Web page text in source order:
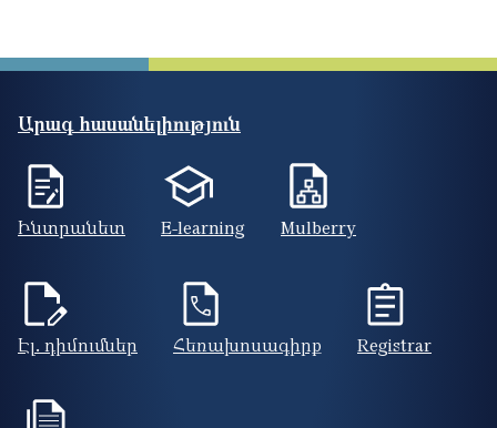
Արագ հասանելիություն
Ինտրանետ E-learning Mulberry
Էլ. դիմումներ Հեռախոսագիրք Registrar